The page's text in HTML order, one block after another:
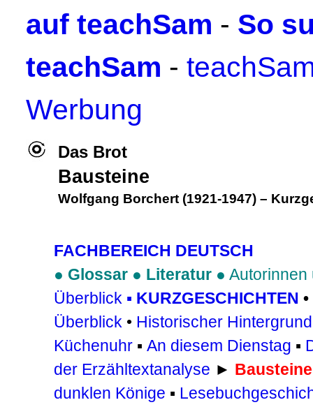
auf teachSam - So
teachSam -
Werbung
Das Brot
Bausteine
Wolfgang Borchert (1921-1947) –
FACHBEREICH DEUTSCH
● Glossar ● Literatur ● Autorinnen
Überblick ▪ KURZGESCHICHTEN •
Überblick • Historischer Hintergrund
Küchenuhr ▪ An diesem Dienstag ▪
der Erzähltextanalyse ► Bausteine
dunklen Könige ▪